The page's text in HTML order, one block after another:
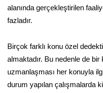
alanında gerçekleştirilen
fazladır.
Birçok farklı konu özel
almaktadır. Bu nedenle de
uzmanlaşması her konuyla
durum yapılan çalışmalarda